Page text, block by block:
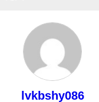
lvkbshy086